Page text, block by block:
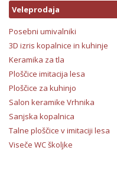
Veleprodaja
Posebni umivalniki
3D izris kopalnice in kuhinje
Keramika za tla
Ploščice imitacija lesa
Ploščice za kuhinjo
Salon keramike Vrhnika
Sanjska kopalnica
Talne ploščice v imitaciji lesa
Viseče WC školjke